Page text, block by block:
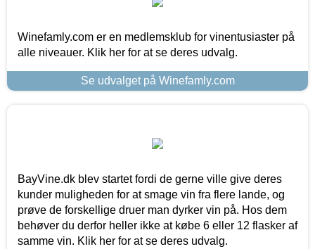
Winefamly.com er en medlemsklub for vinentusiaster på
alle niveauer. Klik her for at se deres udvalg.
Se udvalget på Winefamly.com
BayVine.dk blev startet fordi de gerne ville give deres
kunder muligheden for at smage vin fra flere lande, og
prøve de forskellige druer man dyrker vin på. Hos dem
behøver du derfor heller ikke at købe 6 eller 12 flasker af
samme vin. Klik her for at se deres udvalg.